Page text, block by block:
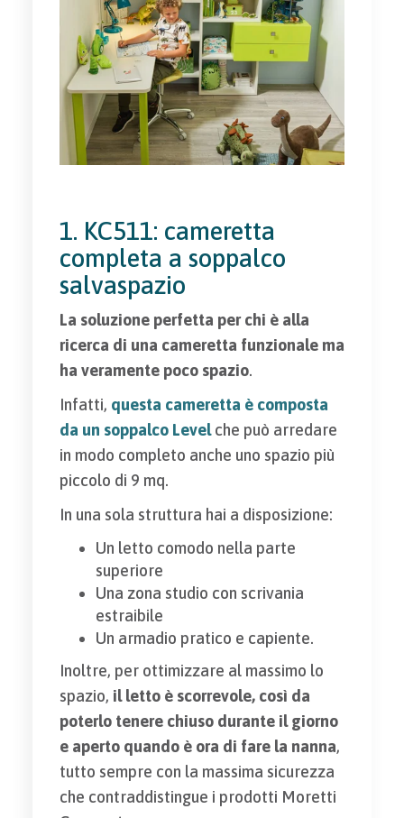
1. KC511: cameretta
completa a soppalco
salvaspazio
La soluzione perfetta per chi è alla
ricerca di una cameretta funzionale ma
ha veramente poco spazio.
Infatti, questa cameretta è composta
da un soppalco Levelche può arredare
in modo completo anche uno spazio più
piccolo di 9 mq.
In una sola struttura hai a disposizione:
Un letto comodo nella parte
superiore
Una zona studio con scrivania
estraibile
Un armadio pratico e capiente.
Inoltre, per ottimizzare al massimo lo
spazio, il letto è scorrevole, così da
poterlo tenere chiuso durante il giorno
e aperto quando è ora di fare la nanna,
tutto sempre con la massima sicurezza
che contraddistingue i prodotti Moretti